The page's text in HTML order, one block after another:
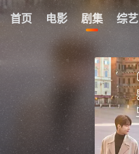
首页 电影 剧集 综艺
我的观影记录